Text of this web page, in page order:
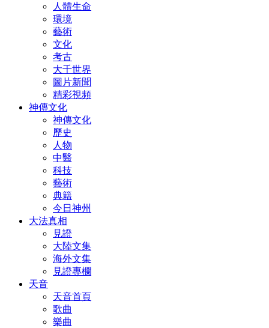
人體生命
環境
藝術
文化
考古
大千世界
圖片新聞
精彩視頻
神傳文化
神傳文化
歷史
人物
中醫
科技
藝術
典籍
今日神州
大法真相
見證
大陸文集
海外文集
見證專欄
天音
天音首頁
歌曲
樂曲